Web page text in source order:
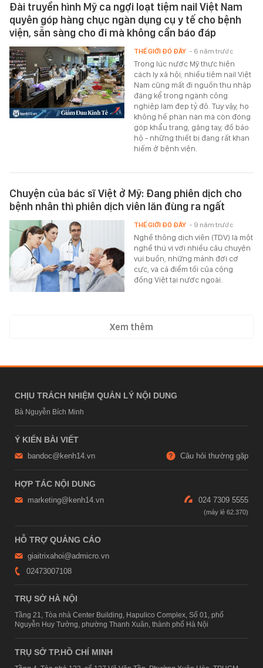
Đài truyền hình Mỹ ca ngợi loạt tiệm nail Việt Nam
quyên góp hàng chục ngàn dụng cụ y tế cho bệnh
viện, sẵn sàng cho đi mà không cần báo đáp
Trong lúc nước Mỹ thực hiện
cách ly xã hội, nhiều tiệm nail Việt
Nam cũng mất đi nguồn thu nhập
đáng kể trong ngành công
nghiệp làm đẹp tỷ đô. Tuy vậy, họ
không hề phàn nàn mà còn đóng
góp khẩu trang, găng tay, đồ bảo
hộ - những thiết bị đang rất khan
hiếm ở bệnh viện.
THẾ GIỚI ĐÓ ĐÂY - 6 năm trước
Chuyện của bác sĩ Việt ở Mỹ: Đang phiên dịch cho
bệnh nhân thì phiên dịch viên lăn đùng ra ngất
Nghề thông dịch viên (TDV) là một
nghề thú vị với nhiều câu chuyện
vui buồn, những mảnh đời cơ
cực, và cả điểm tối của cộng
đồng Việt tại nước ngoài.
THẾ GIỚI ĐÓ ĐÂY - 9 năm trước
Xem thêm
CHỊU TRÁCH NHIỆM QUẢN LÝ NỘI DUNG
Bà Nguyễn Bích Minh
Ý KIẾN BÀI VIẾT
bandoc@kenh14.vn Câu hỏi thường gặp
HỢP TÁC NỘI DUNG
marketing@kenh14.vn 024 7309 5555
HỖ TRỢ QUẢNG CÁO
giaitrixahoi@admicro.vn
02473007108
TRỤ SỞ HÀ NỘI
Tầng 21, Tòa nhà Center Building, Hapulico Complex, Số 01, phố
Nguyễn Huy Tưởng, phường Thanh Xuân, thành phố Hà Nội
TRỤ SỞ TP.HỒ CHÍ MINH